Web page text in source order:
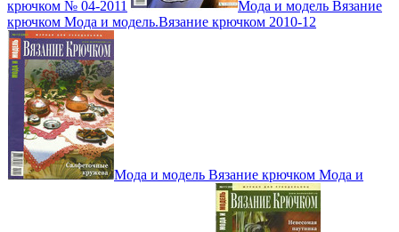
крючком № 04-2011
Мода и модель Вязание
крючком Мода и модель.Вязание крючком 2010-12
Мода и модель Вязание крючком Мода и